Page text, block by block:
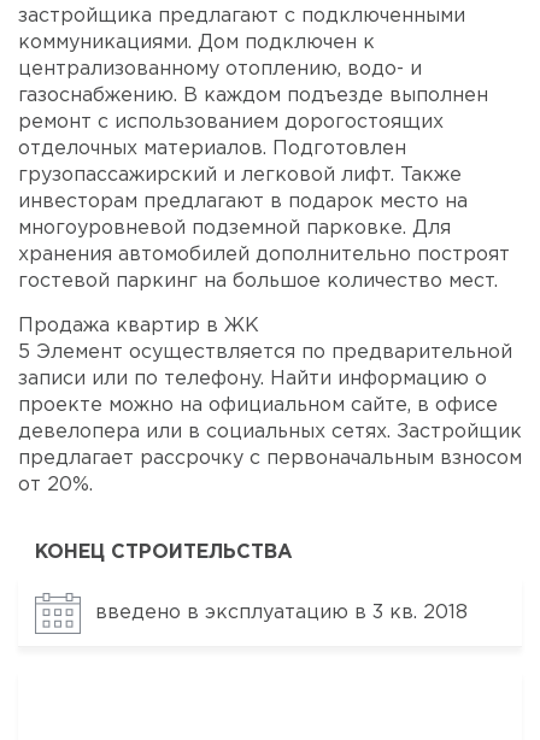
застройщика предлагают с подключенными
коммуникациями. Дом подключен к
централизованному отоплению, водо- и
газоснабжению. В каждом подъезде выполнен
ремонт с использованием дорогостоящих
отделочных материалов. Подготовлен
грузопассажирский и легковой лифт. Также
инвесторам предлагают в подарок место на
многоуровневой подземной парковке. Для
хранения автомобилей дополнительно построят
гостевой паркинг на большое количество мест.
Продажа квартир в ЖК
5 Элемент осуществляется по предварительной
записи или по телефону. Найти информацию о
проекте можно на официальном сайте, в офисе
девелопера или в социальных сетях. Застройщик
предлагает рассрочку с первоначальным взносом
от 20%.
КОНЕЦ СТРОИТЕЛЬСТВА
введено в эксплуатацию в 3 кв. 2018